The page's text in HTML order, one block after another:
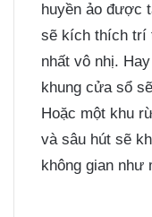
huyền ảo được
sẽ kích thích trí
nhất vô nhị.
khung cửa sổ
Hoặc một khu
và sâu hút sẽ
không gian như